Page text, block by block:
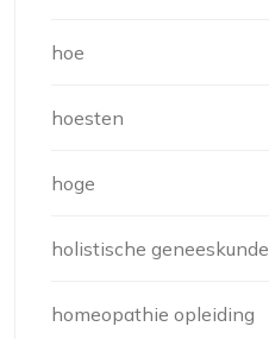
hoe
hoesten
hoge
holistische geneeskunde
homeopathie opleiding